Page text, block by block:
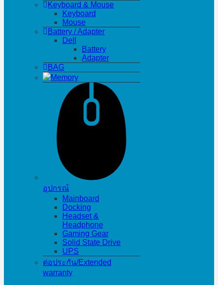
Keyboard & Mouse
Keyboard
Mouse
Battery / Adapter
Dell
Battery
Adapter
BAG
Memory
อุปกรณ์
Mainboard
Docking
Headset &
Headphone
Gaming Gear
Solid State Drive
UPS
ต่อประกัน/Extended
warranty